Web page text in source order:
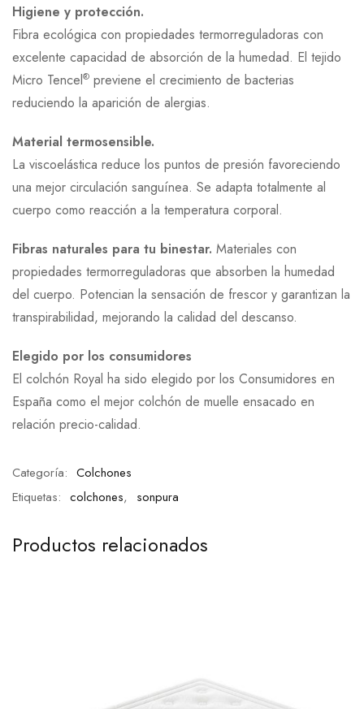
Higiene y protección.
Fibra ecológica con propiedades termorreguladoras con
excelente capacidad de absorción de la humedad. El tejido
Micro Tencel® previene el crecimiento de bacterias
reduciendo la aparición de alergias.
Material termosensible.
La viscoelástica reduce los puntos de presión favoreciendo
una mejor circulación sanguínea. Se adapta totalmente al
cuerpo como reacción a la temperatura corporal.
Fibras naturales para tu binestar. Materiales con
propiedades termorreguladoras que absorben la humedad
del cuerpo. Potencian la sensación de frescor y garantizan la
transpirabilidad, mejorando la calidad del descanso.
Elegido por los consumidores
El colchón Royal ha sido elegido por los Consumidores en
España como el mejor colchón de muelle ensacado en
relación precio-calidad.
Categoría: Colchones
Etiquetas: colchones, sonpura
Productos relacionados